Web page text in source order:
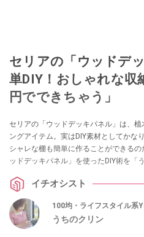
セリアの「ウッドデ
単DIY！おしゃれな収
円でできちゃう」
セリアの「ウッドデッキパネル」は、
ングアイテム。実はDIY素材としてかな
シャレな棚も簡単に作ることができる
ッドデッキパネル」を使ったDIY術を「
てみてくださいね。
イチオシスト
100均・ライフスタイル系
うちのクリン